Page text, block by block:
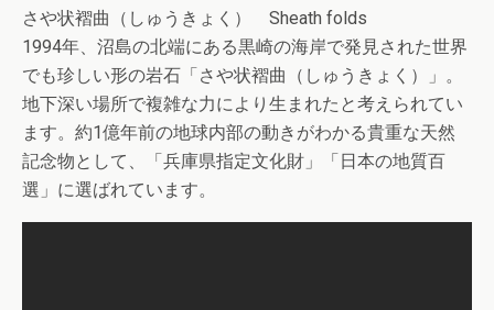
さや状褶曲（しゅうきょく） Sheath folds
1994年、沼島の北端にある黒崎の海岸で発見された世界
でも珍しい形の岩石「さや状褶曲（しゅうきょく）」。
地下深い場所で複雑な力により生まれたと考えられてい
ます。約1億年前の地球内部の動きがわかる貴重な天然
記念物として、「兵庫県指定文化財」「日本の地質百
選」に選ばれています。